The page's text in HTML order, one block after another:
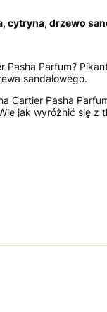
cytryna, drzewo
Pasha Parfum?
sandałowego.
Cartier Pasha
jak wyróżnić się z